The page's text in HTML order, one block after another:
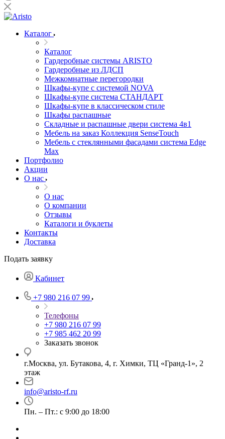
Каталог
Каталог
Гардеробные системы ARISTO
Гардеробные из ЛДСП
Межкомнатные перегородки
Шкафы-купе с системой NOVA
Шкафы-купе система СТАНДАРТ
Шкафы-купе в классическом стиле
Шкафы распашные
Складные и распашные двери система 4в1
Мебель на заказ Коллекция SenseTouch
Мебель с стеклянными фасадами система Edge
Max
Портфолио
Акции
О нас
О нас
О компании
Отзывы
Каталоги и буклеты
Контакты
Доставка
Подать заявку
Кабинет
+7 980 216 07 99
Телефоны
+7 980 216 07 99
+7 985 462 20 99
Заказать звонок
г.Москва, ул. Бутакова, 4, г. Химки, ТЦ «Гранд-1», 2
этаж
info@aristo-rf.ru
Пн. – Пт.: с 9:00 до 18:00